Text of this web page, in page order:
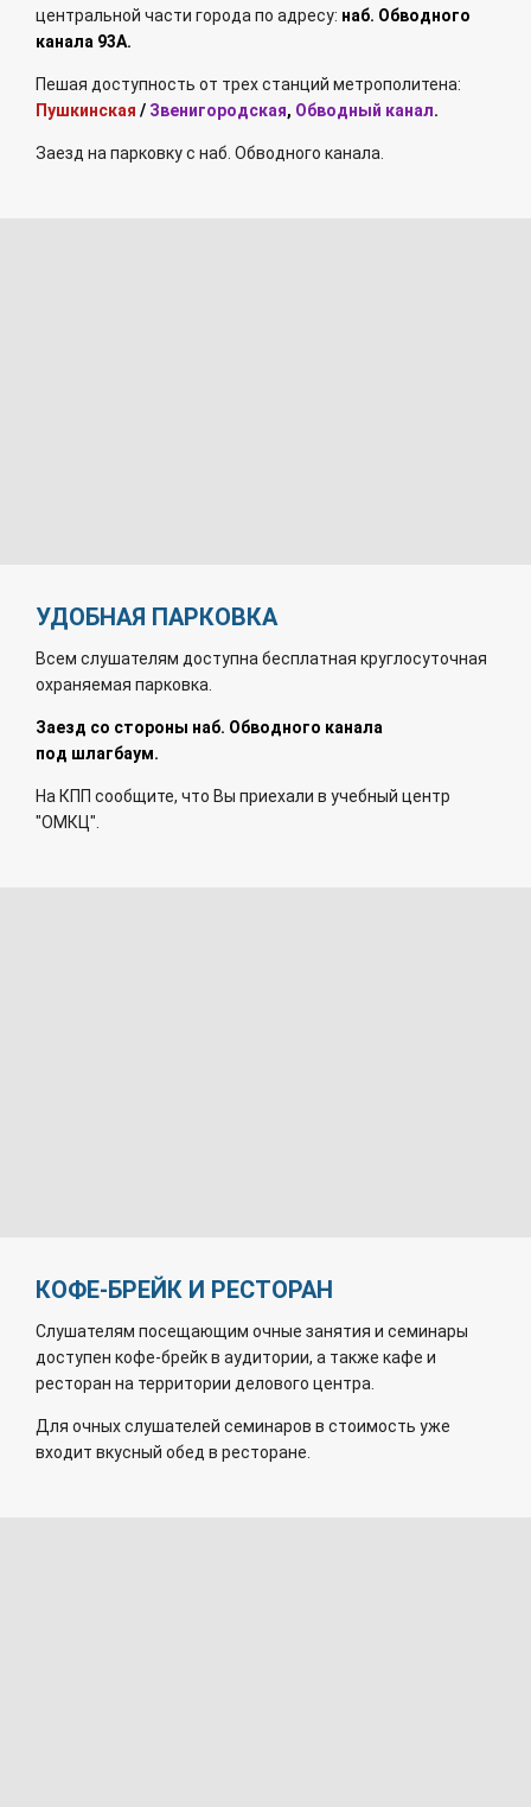
центральной части города по адресу: наб. Обводного
канала 93А.
Пешая доступность от трех станций метрополитена:
Пушкинская / Звенигородская, Обводный канал.
Заезд на парковку с наб. Обводного канала.
УДОБНАЯ ПАРКОВКА
Всем слушателям доступна бесплатная круглосуточная
охраняемая парковка.
Заезд со стороны наб. Обводного канала
под шлагбаум.
На КПП сообщите, что Вы приехали в учебный центр
"ОМКЦ".
КОФЕ-БРЕЙК И РЕСТОРАН
Слушателям посещающим очные занятия и семинары
доступен кофе-брейк в аудитории, а также кафе и
ресторан на территории делового центра.
Для очных слушателей семинаров в стоимость уже
входит вкусный обед в ресторане.